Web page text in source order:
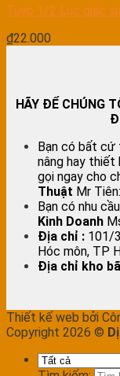
Tuýp 1/2 Lục giác
₫22.000
HÃY ĐỂ CHÚNG
Bạn có bất cứ
nâng hay thiết
gọi ngay cho
Thuật Mr Tiên:
Bạn có nhu
Kinh Doanh
Địa chỉ : 101/
Hóc môn, TP
Địa chỉ kho
Thiết kế web bởi
Copyright 2026 ©